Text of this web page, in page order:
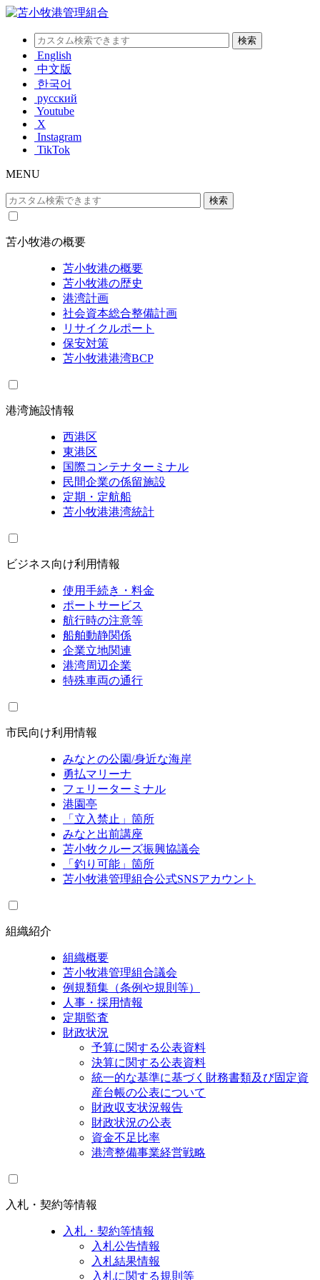
English
中文版
한국어
русский
Youtube
X
Instagram
TikTok
MENU
苫小牧港の概要
苫小牧港の概要
苫小牧港の歴史
港湾計画
社会資本総合整備計画
リサイクルポート
保安対策
苫小牧港港湾BCP
港湾施設情報
西港区
東港区
国際コンテナターミナル
民間企業の係留施設
定期・定航船
苫小牧港港湾統計
ビジネス向け利用情報
使用手続き・料金
ポートサービス
航行時の注意等
船舶動静関係
企業立地関連
港湾周辺企業
特殊車両の通行
市民向け利用情報
みなとの公園/身近な海岸
勇払マリーナ
フェリーターミナル
港園亭
「立入禁止」箇所
みなと出前講座
苫小牧クルーズ振興協議会
「釣り可能」箇所
苫小牧港管理組合公式SNSアカウント
組織紹介
組織概要
苫小牧港管理組合議会
例規類集（条例や規則等）
人事・採用情報
定期監査
財政状況
予算に関する公表資料
決算に関する公表資料
統一的な基準に基づく財務書類及び固定資
産台帳の公表について
財政収支状況報告
財政状況の公表
資金不足比率
港湾整備事業経営戦略
入札・契約等情報
入札・契約等情報
入札公告情報
入札結果情報
入札に関する規則等